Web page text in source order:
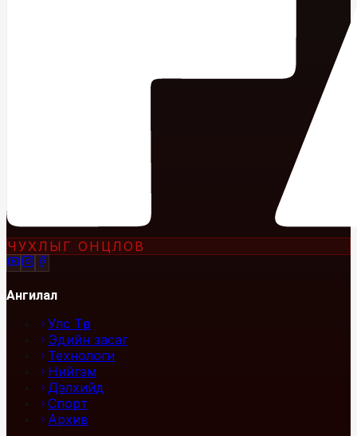
ЧУХЛЫГ ОНЦЛОВ
Ангилал
Улс Төр
Эдийн засаг
Технологи
Нийгэм
Дэлхийд
Спорт
Архив